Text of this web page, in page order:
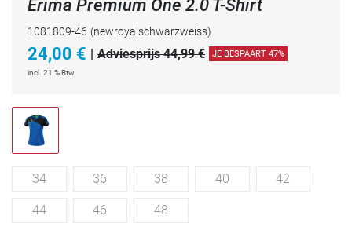
Erima Premium One 2.0 T-Shirt
1081809-46 (newroyalschwarzweiss)
24,00 € | Adviesprijs 44,99 € JE BESPAART 47%
incl. 21 % Btw.
34 36 38 40 42
44 46 48